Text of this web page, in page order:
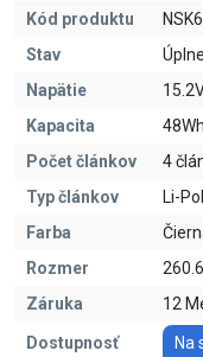
Kód produktu
Stav
Napätie
Kapacita
48Wh
Počet článkov
4
Typ článkov
Li-
Farba
Rozmer
Záruka
12
Dostupnosť
Na